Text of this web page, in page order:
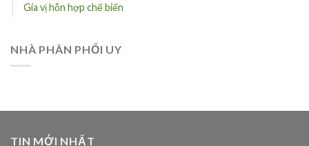
Gia vị hỗn hợp chế biến
NHÀ PHÂN PHỐI UY
TIN MỚI NHẤT